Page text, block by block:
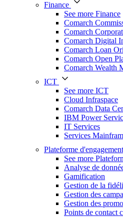
Finance
See more Finance
Comarch
Comarch
Comarch Digital
Comarch Loan
Comarch Open
Comarch Wealth
ICT
See more ICT
Cloud Infraspace
Comarch Data
IBM Power
IT Services
Services
Plateforme
See more
Analyse de
Gamification
Gestion de la
Gestion des
Gestion des
Points de contact